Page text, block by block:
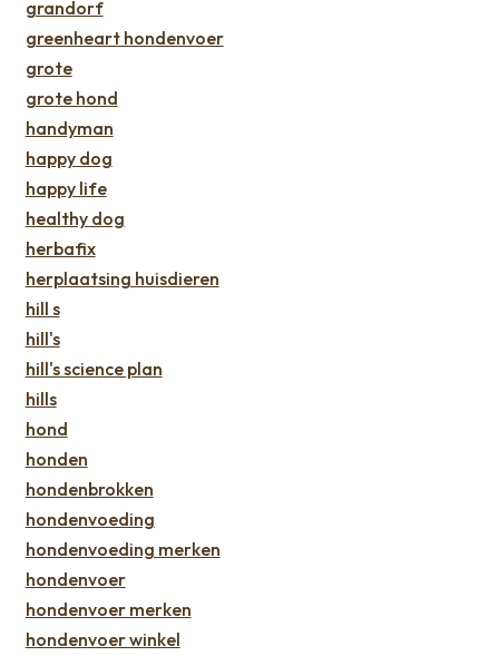
grandorf
greenheart hondenvoer
grote
grote hond
handyman
happy dog
happy life
healthy dog
herbafix
herplaatsing huisdieren
hill s
hill's
hill's science plan
hills
hond
honden
hondenbrokken
hondenvoeding
hondenvoeding merken
hondenvoer
hondenvoer merken
hondenvoer winkel